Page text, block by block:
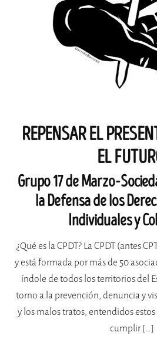
REPENSAR EL
EL
Grupo 17 de Marzo-
la Defensa de los
Individuales y
¿Qué es la CPDT? La CPDT (antes
y está formada por más de 50
índole de todos los territorios del
torno a la prevención, denuncia y
y los malos tratos, entendidos
cumplir […]